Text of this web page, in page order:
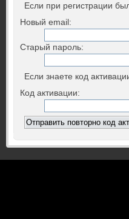
Если при регистрации
Новый email:
Старый пароль:
Если знаете код
Код активации: